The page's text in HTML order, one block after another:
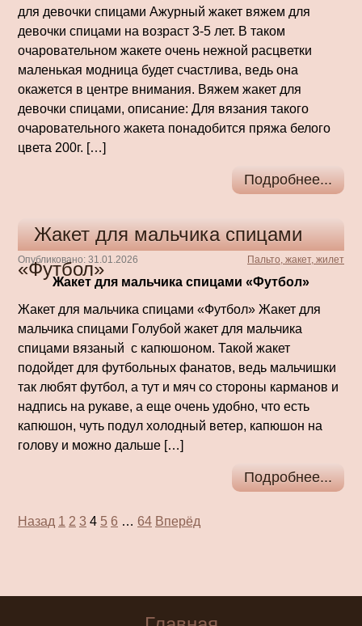
для девочки спицами Ажурный жакет вяжем для
девочки спицами на возраст 3-5 лет. В таком
очаровательном жакете очень нежной расцветки
маленькая модница будет счастлива, ведь она
окажется в центре внимания. Вяжем жакет для
девочки спицами, описание: Для вязания такого
очаровательного жакета понадобится пряжа белого
цвета 200г. […]
Подробнее...
Жакет для мальчика спицами
«Футбол»
Опубликовано: 31.01.2026 Пальто, жакет, жилет
Жакет для мальчика спицами «Футбол»
Жакет для мальчика спицами «Футбол» Жакет для
мальчика спицами Голубой жакет для мальчика
спицами вязаный с капюшоном. Такой жакет
подойдет для футбольных фанатов, ведь мальчишки
так любят футбол, а тут и мяч со стороны карманов и
надпись на рукаве, а еще очень удобно, что есть
капюшон, чуть подул холодный ветер, капюшон на
голову и можно дальше […]
Подробнее...
Пагинация
Назад 1 2 3 4 5 6 … 64 Вперёд